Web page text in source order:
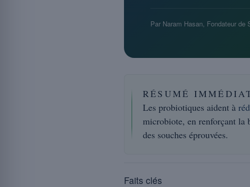
Par Naram Hasan, Fondateur de
RÉSUMÉ
Les probiotiques aident à
microbiote, en renforçant la
des souches éprouvées.
Faits clés